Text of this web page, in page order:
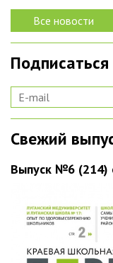
Все новости
Свежий
Выпуск №6 (214)